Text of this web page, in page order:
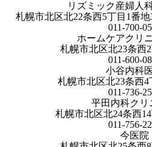
リズミック産婦人
札幌市北区北22条西5丁目1番
011-700-
ホームケアクリ
札幌市北区北23条西
011-600-
小谷内科
札幌市北区北23条西4
011-736-
平田内科クリ
札幌市北区北24条西
011-756-
今医院